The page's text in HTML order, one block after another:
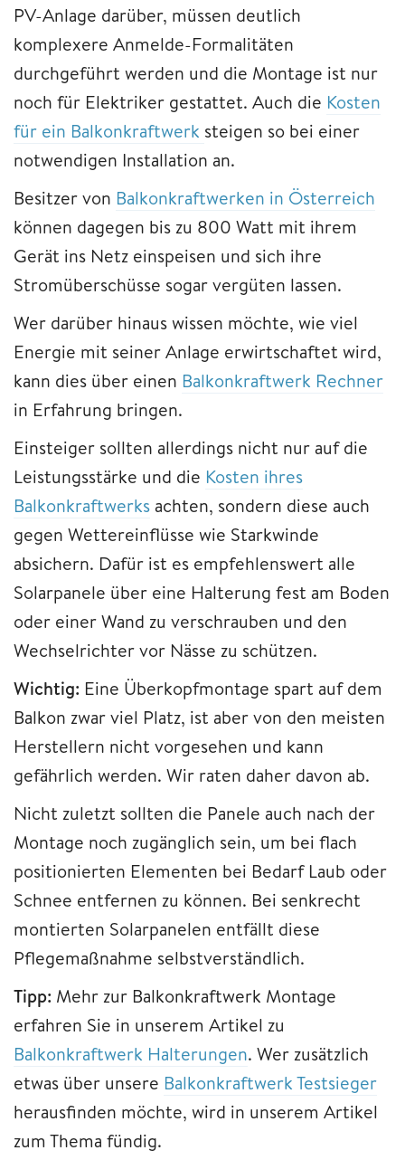
PV-Anlage darüber, müssen deutlich
komplexere Anmelde-Formalitäten
durchgeführt werden und die Montage ist nur
noch für Elektriker gestattet. Auch die Kosten
für ein Balkonkraftwerk steigen so bei einer
notwendigen Installation an.
Besitzer von Balkonkraftwerken in Österreich
können dagegen bis zu 800 Watt mit ihrem
Gerät ins Netz einspeisen und sich ihre
Stromüberschüsse sogar vergüten lassen.
Wer darüber hinaus wissen möchte, wie viel
Energie mit seiner Anlage erwirtschaftet wird,
kann dies über einen Balkonkraftwerk Rechner
in Erfahrung bringen.
Einsteiger sollten allerdings nicht nur auf die
Leistungsstärke und die Kosten ihres
Balkonkraftwerks achten, sondern diese auch
gegen Wettereinflüsse wie Starkwinde
absichern. Dafür ist es empfehlenswert alle
Solarpanele über eine Halterung fest am Boden
oder einer Wand zu verschrauben und den
Wechselrichter vor Nässe zu schützen.
Wichtig: Eine Überkopfmontage spart auf dem
Balkon zwar viel Platz, ist aber von den meisten
Herstellern nicht vorgesehen und kann
gefährlich werden. Wir raten daher davon ab.
Nicht zuletzt sollten die Panele auch nach der
Montage noch zugänglich sein, um bei flach
positionierten Elementen bei Bedarf Laub oder
Schnee entfernen zu können. Bei senkrecht
montierten Solarpanelen entfällt diese
Pflegemaßnahme selbstverständlich.
Tipp: Mehr zur Balkonkraftwerk Montage
erfahren Sie in unserem Artikel zu
Balkonkraftwerk Halterungen. Wer zusätzlich
etwas über unsere Balkonkraftwerk Testsieger
herausfinden möchte, wird in unserem Artikel
zum Thema fündig.